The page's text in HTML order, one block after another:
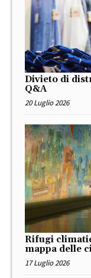
Divieto di
Q&A
20 Luglio 2026
Rifugi
mappa delle
17 Luglio 2026